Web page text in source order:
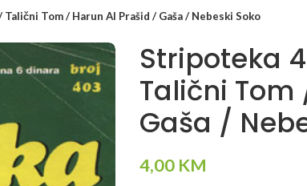
Tom / Harun Al Prašid / Gaša / Nebeski Soko
Stripoteka
Talični
Gaša /
4,00 KM